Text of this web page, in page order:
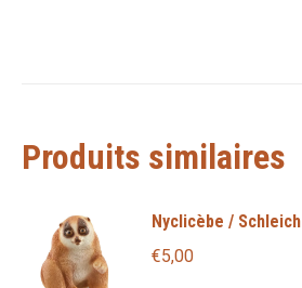
Produits similaires
Nyclicèbe / Schleich
€5,00